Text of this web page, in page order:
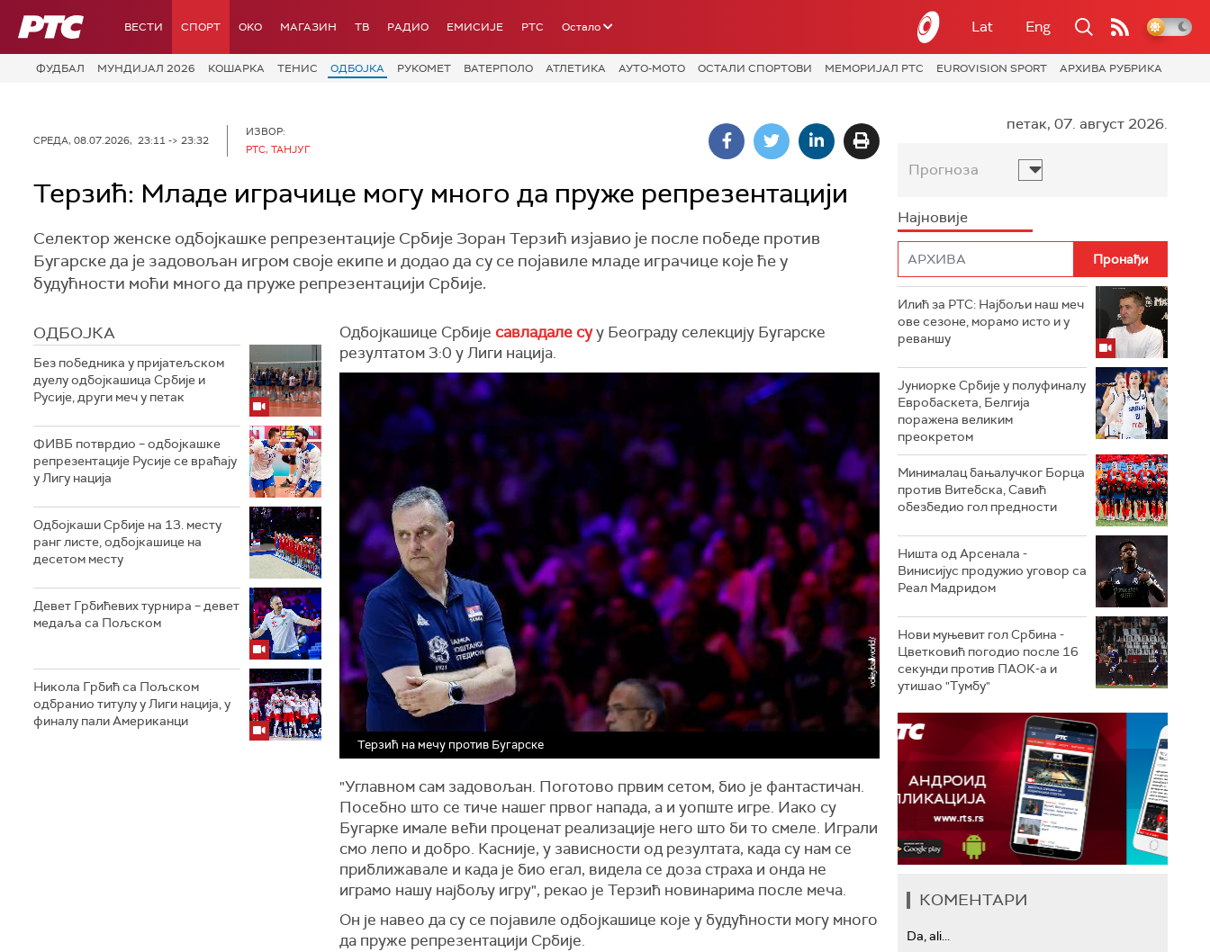
РТС ВЕСТИ СПОРТ OKO МАГАЗИН ТВ РАДИО ЕМИСИЈЕ РТС Остало Lat Eng
ФУДБАЛ МУНДИЈАЛ 2026 КОШАРКА ТЕНИС ОДБОЈКА РУКОМЕТ ВАТЕРПОЛО АТЛЕТИКА АУТО-МОТО ОСТАЛИ СПОРТОВИ МЕМОРИЈАЛ РТС EUROVISION SPORT АРХИВА РУБРИКА
СРЕДА, 08.07.2026, 23:11 -> 23:32
ИЗВОР:
РТС, ТАНЈУГ
Терзић: Младе играчице могу много да пруже репрезентацији
Селектор женске одбојкашке репрезентације Србије Зоран Терзић изјавио је после победе против
Бугарске да је задовољан игром своје екипе и додао да су се појавиле младе играчице које ће у
будућности моћи много да пруже репрезентацији Србије.
ОДБОЈКА
Без победника у пријатељском
дуелу одбојкашица Србије и
Русије, други меч у петак
ФИВБ потврдио – одбојкашке
репрезентације Русије се враћају
у Лигу нација
Одбојкаши Србије на 13. месту
ранг листе, одбојкашице на
десетом месту
Девет Грбићевих турнира – девет
медаља са Пољском
Никола Грбић са Пољском
одбранио титулу у Лиги нација, у
финалу пали Американци
Одбојкашице Србије савладале суу Београду селекцију Бугарске
резултатом 3:0 у Лиги нација.
Терзић на мечу против Бугарске
"Углавном сам задовољан. Поготово првим сетом, био је фантастичан.
Посебно што се тиче нашег првог напада, а и уопште игре. Иако су
Бугарке имале већи проценат реализације него што би то смеле. Играли
смо лепо и добро. Касније, у зависности од резултата, када су нам се
приближавале и када је био егал, видела се доза страха и онда не
играмо нашу најбољу игру", рекао је Терзић новинарима после меча.
Он је навео да су се појавиле одбојкашице које у будућности могу много
да пруже репрезентацији Србије.
петак, 07. август 2026.
Прогноза
Најновије
Илић за РТС: Најбољи наш меч
ове сезоне, морамо исто и у
реваншу
Јуниорке Србије у полуфиналу
Евробаскета, Белгија
поражена великим
преокретом
Минималац бањалучког Борца
против Витебска, Савић
обезбедио гол предности
Ништа од Арсенала -
Винисијус продужио уговор са
Реал Мадридом
Нови муњевит гол Србина -
Цветковић погодио после 16
секунди против ПАОК-а и
утишао "Тумбу"
КОМЕНТАРИ
Da, ali...